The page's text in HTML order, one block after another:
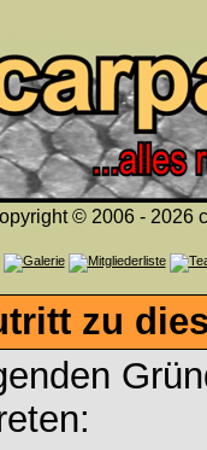
© 2006 - 2026
zu